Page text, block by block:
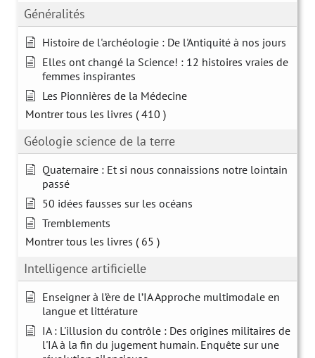
Généralités
Histoire de l'archéologie : De l'Antiquité à nos jours
Elles ont changé la Science! : 12 histoires vraies de
femmes inspirantes
Les Pionnières de la Médecine
Montrer tous les livres ( 410 )
Géologie science de la terre
Quaternaire : Et si nous connaissions notre lointain
passé
50 idées fausses sur les océans
Tremblements
Montrer tous les livres ( 65 )
Intelligence artificielle
Enseigner à l’ère de l’IA Approche multimodale en
langue et littérature
IA : L'illusion du contrôle : Des origines militaires de
l'IA à la fin du jugement humain. Enquête sur une